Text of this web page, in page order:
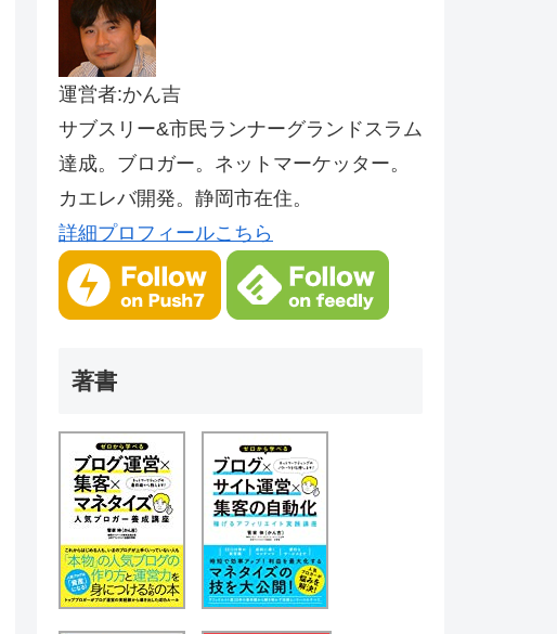
運営者:かん吉
サブスリー&市民ランナーグランドスラム
達成。ブロガー。ネットマーケッター。
カエレバ開発。静岡市在住。
詳細プロフィールこちら
著書